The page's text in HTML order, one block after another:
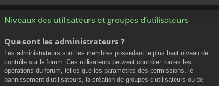
Niveaux des utilisateurs et groupes d’utilisateurs
Que sont les administrateurs ?
Les administrateurs sont les membres possédant le plus haut niveau de
contrôle sur le forum. Ces utilisateurs peuvent contrôler toutes les
opérations du forum, telles que les paramètres des permissions, le
bannissement d’utilisateurs, la création de groupes d’utilisateurs ou de